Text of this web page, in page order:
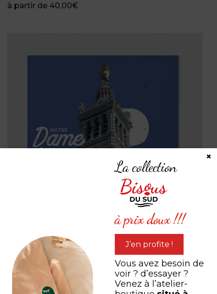
à partir de 40,00€
La collection
à prix doux !!!
J’en profite !
Vous avez besoin de
voir ? d’essayer ?
Venez à l’atelier-
×